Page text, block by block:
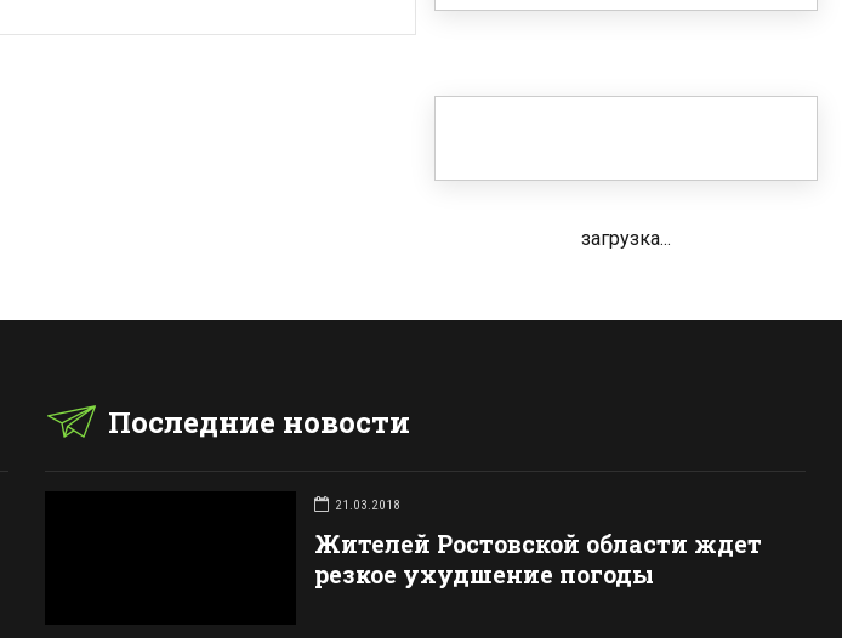
загрузка...
Последние новости
21.03.2018
Жителей Ростовской области ждет
резкое ухудшение погоды